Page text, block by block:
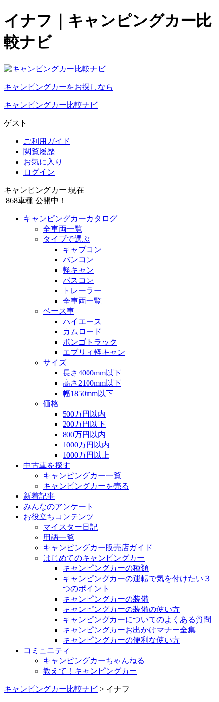
イナフ｜キャンピングカー比
較ナビ
キャンピングカーをお探しなら
キャンピングカー比較ナビ
ゲスト
ご利用ガイド
閲覧履歴
お気に入り
ログイン
キャンピングカー 現在
868車種 公開中！
キャンピングカーカタログ
全車両一覧
タイプで選ぶ
キャブコン
バンコン
軽キャン
バスコン
トレーラー
全車両一覧
ベース車
ハイエース
カムロード
ボンゴトラック
エブリィ軽キャン
サイズ
長さ4000mm以下
高さ2100mm以下
幅1850mm以下
価格
500万円以内
200万円以下
800万円以内
1000万円以内
1000万円以上
中古車を探す
キャンピングカー一覧
キャンピングカーを売る
新着記事
みんなのアンケート
お役立ちコンテンツ
マイスター日記
用語一覧
キャンピングカー販売店ガイド
はじめてのキャンピングカー
キャンピングカーの種類
キャンピングカーの運転で気を付けたい３
つのポイント
キャンピングカーの装備
キャンピングカーの装備の使い方
キャンピングカーについてのよくある質問
キャンピングカーお出かけマナー全集
キャンピングカーの便利な使い方
コミュニティ
キャンピングカーちゃんねる
教えて！キャンピングカー
キャンピングカー比較ナビ > イナフ